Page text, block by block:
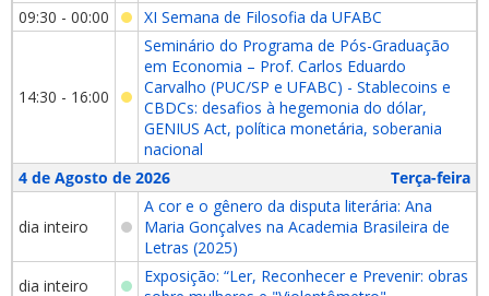
09:30 - 00:00
XI Semana de Filosofia da UFABC
14:30 - 16:00
Seminário do Programa de Pós-Graduação
em Economia – Prof. Carlos Eduardo
Carvalho (PUC/SP e UFABC) - Stablecoins e
CBDCs: desafios à hegemonia do dólar,
GENIUS Act, política monetária, soberania
nacional
4 de Agosto de 2026
Terça-feira
dia inteiro
A cor e o gênero da disputa literária: Ana
Maria Gonçalves na Academia Brasileira de
Letras (2025)
dia inteiro
Exposição: “Ler, Reconhecer e Prevenir: obras